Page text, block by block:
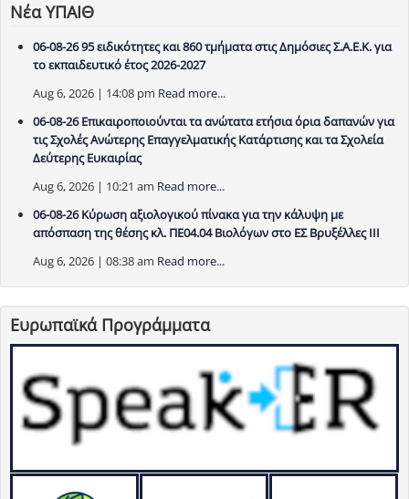
Νέα ΥΠΑΙΘ
06-08-26 95 ειδικότητες και 860 τμήματα στις Δημόσιες Σ.Α.Ε.Κ. για
το εκπαιδευτικό έτος 2026-2027
Aug 6, 2026 | 14:08 pm Read more...
06-08-26 Επικαιροποιούνται τα ανώτατα ετήσια όρια δαπανών για
τις Σχολές Ανώτερης Επαγγελματικής Κατάρτισης και τα Σχολεία
Δεύτερης Ευκαιρίας
Aug 6, 2026 | 10:21 am Read more...
06-08-26 Κύρωση αξιολογικού πίνακα για την κάλυψη με
απόσπαση της θέσης κλ. ΠΕ04.04 Βιολόγων στο ΕΣ Βρυξέλλες ΙΙΙ
Aug 6, 2026 | 08:38 am Read more...
Ευρωπαϊκά Προγράμματα